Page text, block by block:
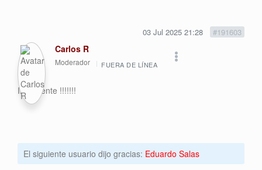
03 Jul 2025 21:28 #191603
Carlos R
Moderador FUERA DE LÍNEA
Imponente !!!!!!!
El siguiente usuario dijo gracias: Eduardo Salas